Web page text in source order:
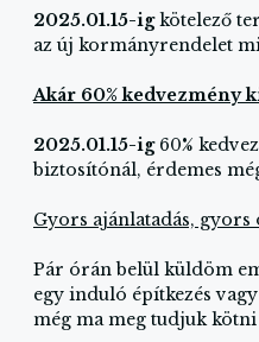
2025.01.15-igkötelező
az új kormányrendelet
Akár 60% kedvezmény
2025.01.15-ig60%
biztosítónál, érdemes
Gyors ajánlatadás, gyors
Pár órán belül küldöm
egy induló építkezés
még ma meg tudjuk kötni